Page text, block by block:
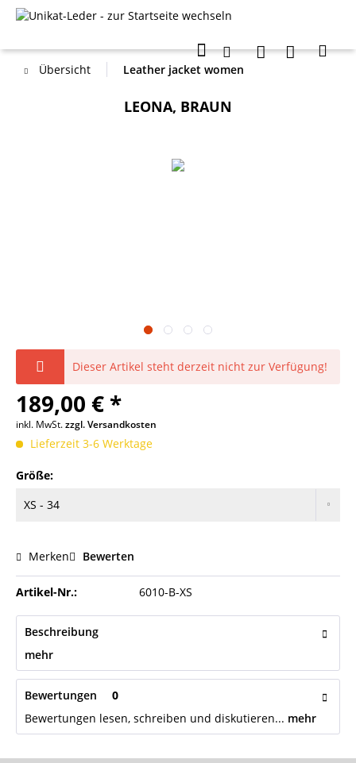
Übersicht Leather jacket women
LEONA, BRAUN
Dieser Artikel steht derzeit nicht zur Verfügung!
189,00 € *
inkl. MwSt.zzgl. Versandkosten
Lieferzeit 3-6 Werktage
Größe:
Merken Bewerten
Artikel-Nr.: 6010-B-XS
Beschreibung
mehr
Bewertungen
0
Bewertungen lesen, schreiben und diskutieren... mehr